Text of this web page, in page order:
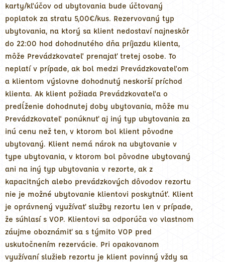
karty/kľúčov od ubytovania bude účtovaný
poplatok za stratu 5,00€/kus. Rezervovaný typ
ubytovania, na ktorý sa klient nedostaví najneskôr
do 22:00 hod dohodnutého dňa príjazdu klienta,
môže Prevádzkovateľ prenajať tretej osobe. To
neplatí v prípade, ak bol medzi Prevádzkovateľom
a klientom výslovne dohodnutý neskorší príchod
klienta. Ak klient požiada Prevádzkovateľa o
predĺženie dohodnutej doby ubytovania, môže mu
Prevádzkovateľ ponúknuť aj iný typ ubytovania za
inú cenu než ten, v ktorom bol klient pôvodne
ubytovaný. Klient nemá nárok na ubytovanie v
type ubytovania, v ktorom bol pôvodne ubytovaný
ani na iný typ ubytovania v rezorte, ak z
kapacitných alebo prevádzkových dôvodov rezortu
nie je možné ubytovanie klientovi poskytnúť. Klient
je oprávnený využívať služby rezortu len v prípade,
že súhlasí s VOP. Klientovi sa odporúča vo vlastnom
záujme oboznámiť sa s týmito VOP pred
uskutočnením rezervácie. Pri opakovanom
využívaní služieb rezortu je klient povinný vždy sa